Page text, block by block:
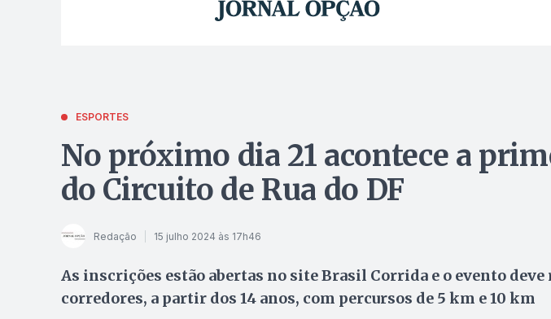
ESPORTES
No próximo dia 21 acontece a
do Circuito de Rua do DF
Redação 15 julho 2024 às 17h46
As inscrições estão abertas no site Brasil Corrida e o evento
corredores, a partir dos 14 anos, com percursos de 5 km e 10 km